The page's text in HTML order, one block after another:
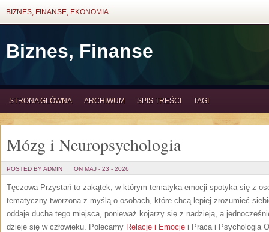
BIZNES, FINANSE, EKONOMIA
Biznes, Finanse
STRONA GŁÓWNA ARCHIWUM SPIS TREŚCI TAGI
Mózg i Neuropsychologia
POSTED BY ADMIN ON MAJ - 23 - 2026
Tęczowa Przystań to zakątek, w którym tematyka emocji spotyka się z
tematyczny tworzona z myślą o osobach, które chcą lepiej zrozumieć
oddaje ducha tego miejsca, ponieważ kojarzy się z nadzieją, a
dzieje się w człowieku. Polecamy Relacje i Emocje i Praca i Psychologia